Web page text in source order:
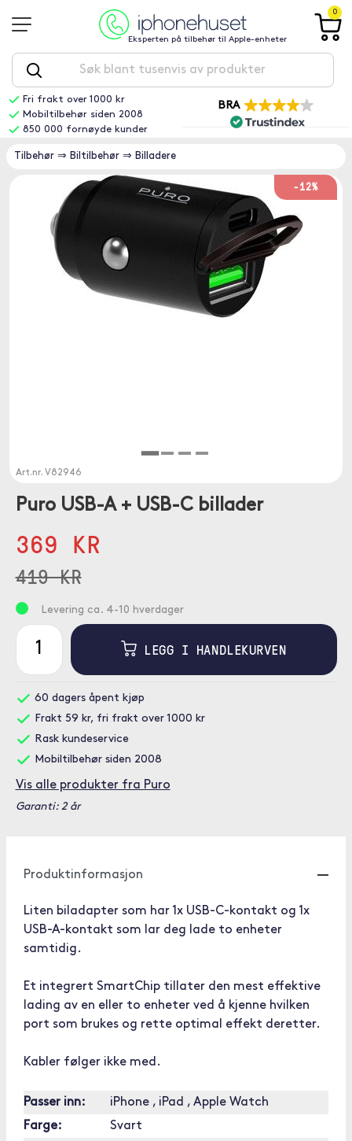
Eksperten på tilbehør til Apple-enheter
0
Fri frakt over 1000 kr
Mobiltilbehør siden 2008
850 000 fornøyde kunder
BRA
Tilbehør ⇒ Biltilbehør ⇒ Billadere
-12%
Art.nr. V82946
Puro USB-A + USB-C billader
369 KR
419 KR
Levering ca. 4-10 hverdager
LEGG I HANDLEKURVEN
60 dagers åpent kjøp
Frakt 59 kr, fri frakt over 1000 kr
Rask kundeservice
Mobiltilbehør siden 2008
Vis alle produkter fra Puro
Garanti: 2 år
Produktinformasjon
Liten biladapter som har 1x USB-C-kontakt og 1x
USB-A-kontakt som lar deg lade to enheter
samtidig.
Et integrert SmartChip tillater den mest effektive
lading av en eller to enheter ved å kjenne hvilken
port som brukes og rette optimal effekt deretter.
Kabler følger ikke med.
Passer inn:
iPhone , iPad , Apple Watch
Farge:
Svart